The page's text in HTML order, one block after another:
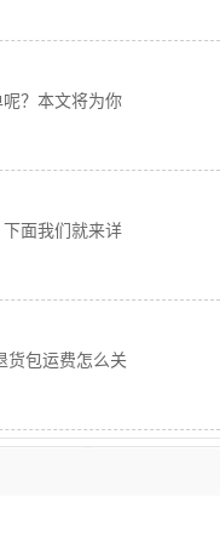
？本文将为你
面我们就来详
货包运费怎么关